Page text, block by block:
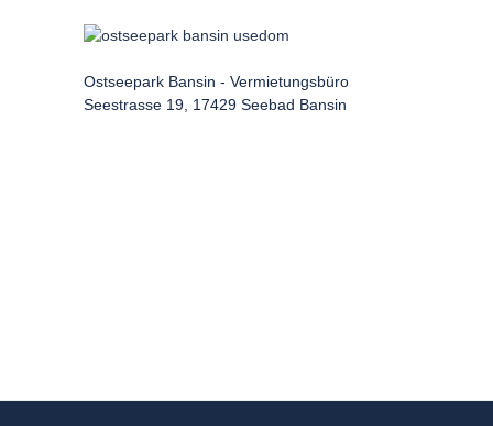
Ostseepark Bansin - Vermietungsbüro
Seestrasse 19, 17429 Seebad Bansin